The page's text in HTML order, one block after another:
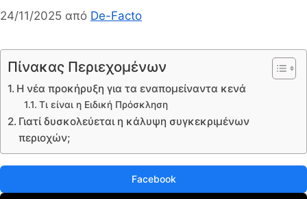
24/11/2025 από De-Facto
Πίνακας Περιεχομένων
Η νέα προκήρυξη για τα εναπομείναντα κενά
Τι είναι η Ειδική Πρόσκληση
Γιατί δυσκολεύεται η κάλυψη συγκεκριμένων
περιοχών;
Facebook